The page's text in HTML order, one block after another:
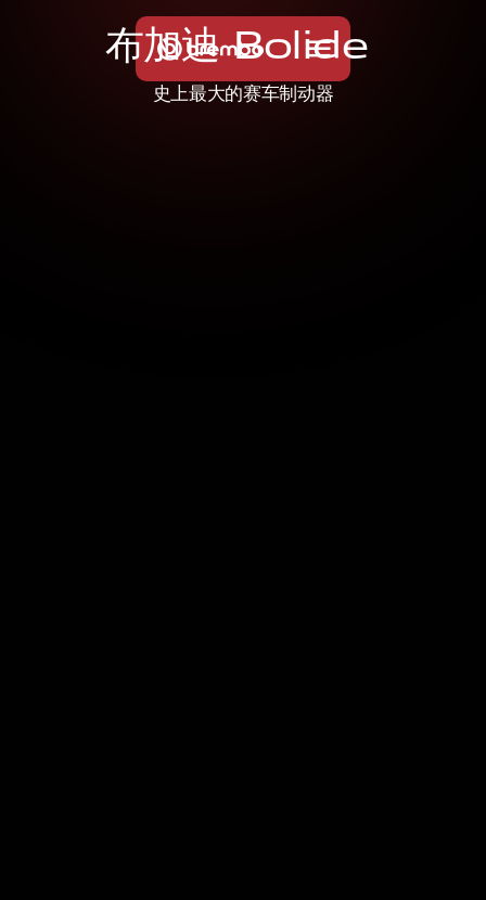
布加迪 Bolide
史上最大的赛车制动器